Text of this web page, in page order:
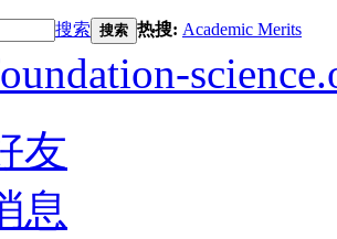
搜索 搜索 热搜: Academic Merits
友
息